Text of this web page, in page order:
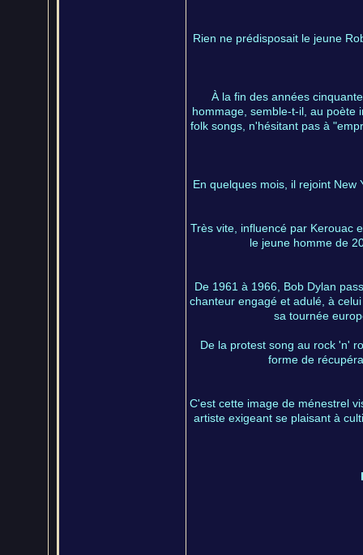
Rien ne prédisposait le jeune
À la fin des années
hommage, semble-t-il, au poète
folk songs, n'hésitant pas à
En quelques mois, il rejoint
Très vite, influencé par Kerouac
le jeune homme de
De 1961 à 1966, Bob Dylan
chanteur engagé et adulé, à
sa tournée
De la protest song au rock 'n'
forme de
C'est cette image de ménestrel
artiste exigeant se plaisant à